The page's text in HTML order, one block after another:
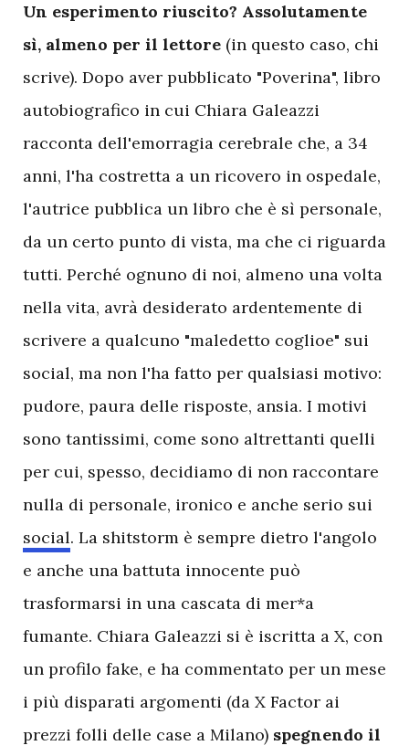
Un esperimento riuscito? Assolutamente
sì, almeno per il lettore (in questo caso, chi
scrive). Dopo aver pubblicato "Poverina", libro
autobiografico in cui Chiara Galeazzi
racconta dell'emorragia cerebrale che, a 34
anni, l'ha costretta a un ricovero in ospedale,
l'autrice pubblica un libro che è sì personale,
da un certo punto di vista, ma che ci riguarda
tutti. Perché ognuno di noi, almeno una volta
nella vita, avrà desiderato ardentemente di
scrivere a qualcuno "maledetto coglioe" sui
social, ma non l'ha fatto per qualsiasi motivo:
pudore, paura delle risposte, ansia. I motivi
sono tantissimi, come sono altrettanti quelli
per cui, spesso, decidiamo di non raccontare
nulla di personale, ironico e anche serio sui
social. La shitstorm è sempre dietro l'angolo
e anche una battuta innocente può
trasformarsi in una cascata di mer*a
fumante. Chiara Galeazzi si è iscritta a X, con
un profilo fake, e ha commentato per un mese
i più disparati argomenti (da X Factor ai
prezzi folli delle case a Milano) spegnendo il